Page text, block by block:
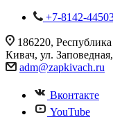
+7-8142-
186220,
Кивач, ул.
adm@zapkivach.ru
Вконтакте
YouTube